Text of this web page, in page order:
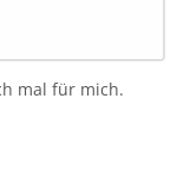
mit einem
die XML-
mal für mich.